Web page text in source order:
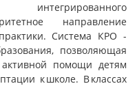
направление
Система КРО -
позволяющая
помощи детям
к школе. В классах